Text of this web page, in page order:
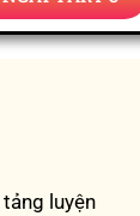
tảng luyện